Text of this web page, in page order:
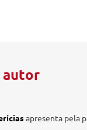
autor
apresenta pela